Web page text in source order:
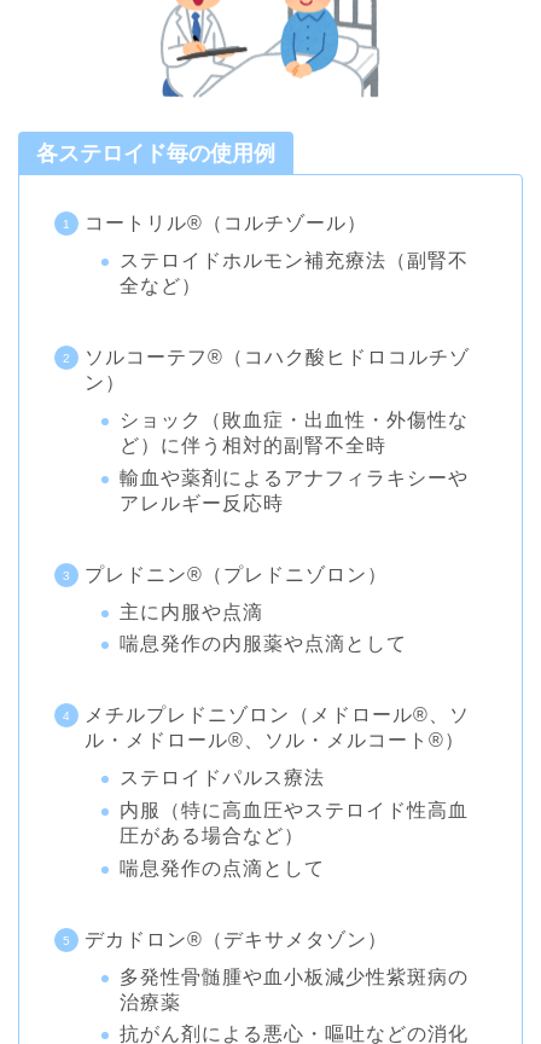
各ステロイド毎の使用例
コートリル®︎（コルチゾール）
ステロイドホルモン補充療法（副腎不
全など）
ソルコーテフ®︎（コハク酸ヒドロコルチゾ
ン）
ショック（敗血症・出血性・外傷性な
ど）に伴う相対的副腎不全時
輸血や薬剤によるアナフィラキシーや
アレルギー反応時
プレドニン®︎（プレドニゾロン）
主に内服や点滴
喘息発作の内服薬や点滴として
メチルプレドニゾロン（メドロール®︎、ソ
ル・メドロール®︎、ソル・メルコート®︎）
ステロイドパルス療法
内服（特に高血圧やステロイド性高血
圧がある場合など）
喘息発作の点滴として
デカドロン®︎（デキサメタゾン）
多発性骨髄腫や血小板減少性紫斑病の
治療薬
抗がん剤による悪心・嘔吐などの消化